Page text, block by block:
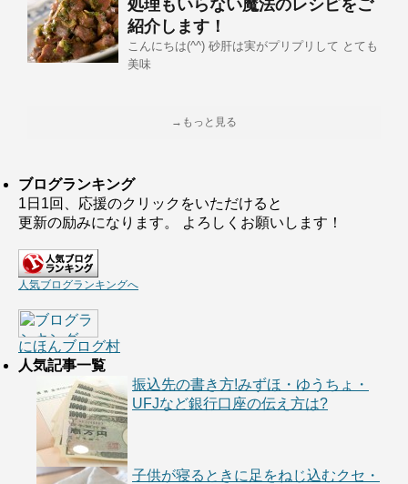
処理もいらない魔法のレシピをご
紹介します！
こんにちは(^^) 砂肝は実がプリプリして とても
美味
→もっと見る
ブログランキング
1日1回、応援のクリックをいただけると
更新の励みになります。 よろしくお願いします！
人気ブログランキングへ
にほんブログ村
人気記事一覧
振込先の書き方!みずほ・ゆうちょ・
UFJなど銀行口座の伝え方は?
子供が寝るときに足をねじ込むクセ・